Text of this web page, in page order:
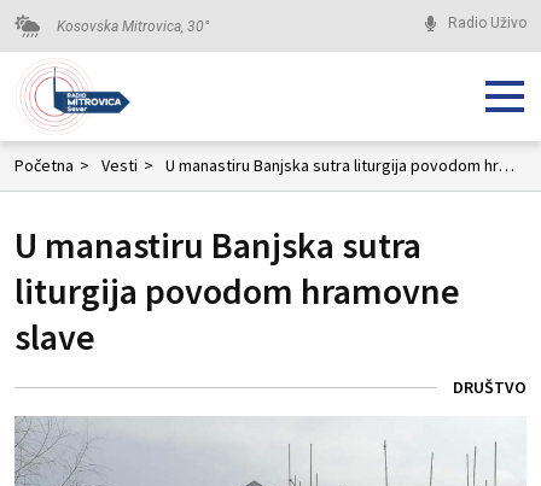
Kosovska Mitrovica, 30° Radio Uživo
Početna > Vesti > U manastiru Banjska sutra liturgija povodom hramovne slave
U manastiru Banjska sutra
liturgija povodom hramovne
slave
DRUŠTVO